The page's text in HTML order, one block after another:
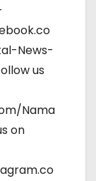
News-
us
Nama
on